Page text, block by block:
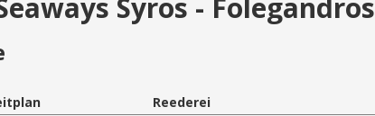
Syros - Folegandros
Reederei